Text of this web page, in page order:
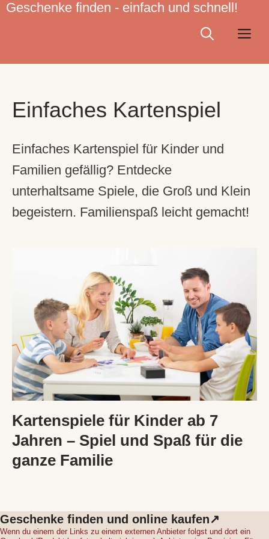
Zum
Geschenke finden - einfach und schnell!
Einfaches Kartenspiel
Einfaches Kartenspiel für Kinder und
Familien gefällig? Entdecke
unterhaltsame Spiele, die Groß und Klein
begeistern. Familienspaß leicht gemacht!
Kartenspiele für Kinder ab 7
Jahren – Spiel und Spaß für die
ganze Familie
Geschenke finden und online kaufen↗
Wenn du einem der Links zu einem externen Anbieter folgst und dort ein